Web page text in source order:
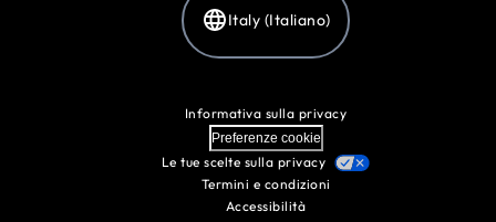
Italy (Italiano)
Informativa sulla privacy
Preferenze cookie
Le tue scelte sulla privacy
Termini e condizioni
Accessibilità